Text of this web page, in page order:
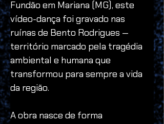
Fundão em Mariana (MG), este
vídeo-dança foi gravado nas
ruínas de Bento Rodrigues —
território marcado pela tragédia
ambiental e humana que
transformou para sempre a vida
da região.
A obra nasce de forma